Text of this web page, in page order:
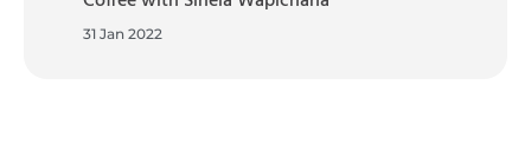
31 Jan 2022